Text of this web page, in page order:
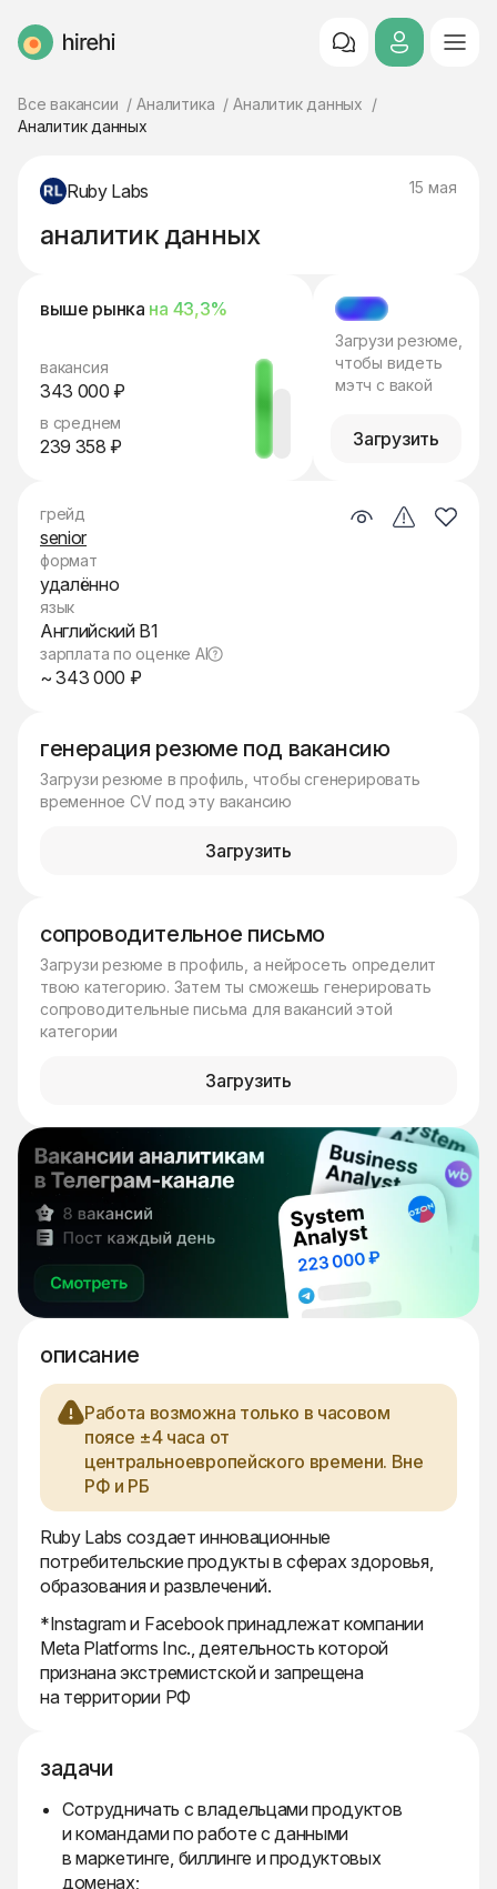
HireHi
Все вакансии Аналитика
Аналитик данных
Аналитик данных
Ruby Labs 15 мая
аналитик данных
выше рынка на 43,3%
вакансия
343 000 ₽
в среднем
239 358 ₽
МЭТЧ
Загрузи резюме,
чтобы видеть
мэтч с вакой
Загрузить
генерация резюме под вакансию
Загрузи резюме в профиль, чтобы сгенерировать
временное CV под эту вакансию
Загрузить
сопроводительное письмо
Загрузи резюме в профиль, а нейросеть определит
твою категорию. Затем ты сможешь генерировать
сопроводительные письма для вакансий этой
категории
Загрузить
описание
Работа возможна только в часовом
поясе ±4 часа от
центральноевропейского времени. Вне
РФ и РБ
Ruby Labs создает инновационные
потребительские продукты в сферах здоровья,
образования и развлечений.
*Instagram и Facebook принадлежат компании
Meta Platforms Inc., деятельность которой
признана экстремистской и запрещена
на территории РФ
задачи
Сотрудничать с владельцами продуктов
и командами по работе с данными
в маркетинге, биллинге и продуктовых
доменах;
грейд
senior
формат
удалённо
язык
Английский B1
зарплата по оценке AI
~ 343 000 ₽